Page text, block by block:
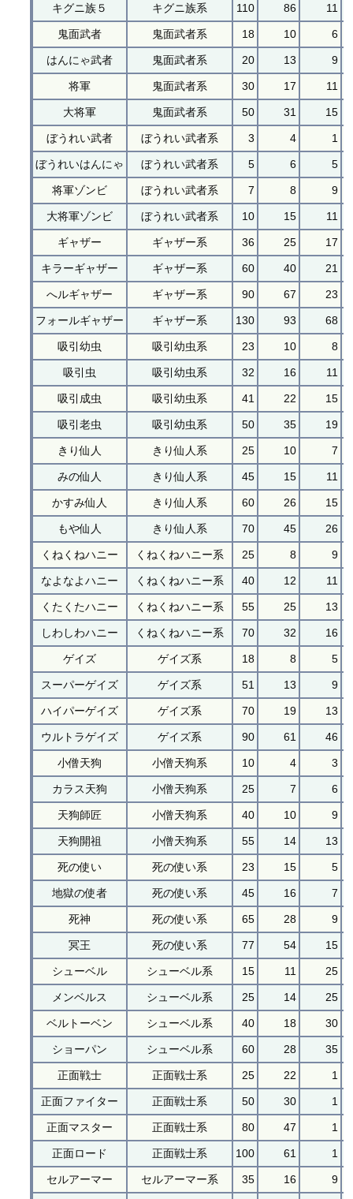
キグニ族５ キグニ族系 110 86 11
鬼面武者 鬼面武者系 18 10 6
はんにゃ武者 鬼面武者系 20 13 9
将軍 鬼面武者系 30 17 11
大将軍 鬼面武者系 50 31 15
ぼうれい武者 ぼうれい武者系 3 4 1
ぼうれいはんにゃ ぼうれい武者系 5 6 5
将軍ゾンビ ぼうれい武者系 7 8 9
大将軍ゾンビ ぼうれい武者系 10 15 11
ギャザー ギャザー系 36 25 17
キラーギャザー ギャザー系 60 40 21
へルギャザー ギャザー系 90 67 23
フォールギャザー ギャザー系 130 93 68
吸引幼虫 吸引幼虫系 23 10 8
吸引虫 吸引幼虫系 32 16 11
吸引成虫 吸引幼虫系 41 22 15
吸引老虫 吸引幼虫系 50 35 19
きり仙人 きり仙人系 25 10 7
みの仙人 きり仙人系 45 15 11
かすみ仙人 きり仙人系 60 26 15
もや仙人 きり仙人系 70 45 26
くねくねハニー くねくねハニー系 25 8 9
なよなよハニー くねくねハニー系 40 12 11
くたくたハニー くねくねハニー系 55 25 13
しわしわハニー くねくねハニー系 70 32 16
ゲイズ ゲイズ系 18 8 5
スーパーゲイズ ゲイズ系 51 13 9
ハイパーゲイズ ゲイズ系 70 19 13
ウルトラゲイズ ゲイズ系 90 61 46
小僧天狗 小僧天狗系 10 4 3
カラス天狗 小僧天狗系 25 7 6
天狗師匠 小僧天狗系 40 10 9
天狗開祖 小僧天狗系 55 14 13
死の使い 死の使い系 23 15 5
地獄の使者 死の使い系 45 16 7
死神 死の使い系 65 28 9
冥王 死の使い系 77 54 15
シューベル シューベル系 15 11 25
メンベルス シューベル系 25 14 25
ベルトーベン シューベル系 40 18 30
ショーパン シューベル系 60 28 35
正面戦士 正面戦士系 25 22 1
正面ファイター 正面戦士系 50 30 1
正面マスター 正面戦士系 80 47 1
正面ロード 正面戦士系 100 61 1
セルアーマー セルアーマー系 35 16 9